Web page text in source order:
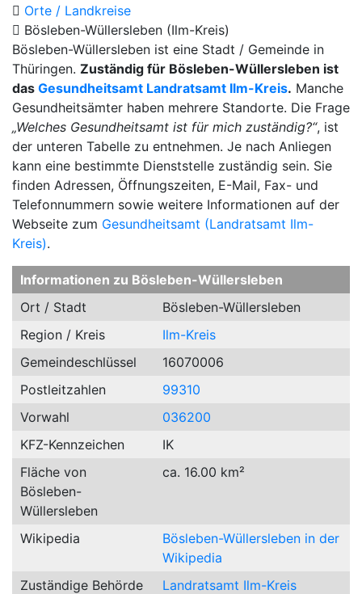
Orte / Landkreise
Bösleben-Wüllersleben (Ilm-Kreis)
Bösleben-Wüllersleben ist eine Stadt / Gemeinde in
Thüringen. Zuständig für Bösleben-Wüllersleben ist
das Gesundheitsamt Landratsamt Ilm-Kreis. Manche
Gesundheitsämter haben mehrere Standorte. Die Frage
„Welches Gesundheitsamt ist für mich zuständig?“, ist
der unteren Tabelle zu entnehmen. Je nach Anliegen
kann eine bestimmte Dienststelle zuständig sein. Sie
finden Adressen, Öffnungszeiten, E-Mail, Fax- und
Telefonnummern sowie weitere Informationen auf der
Webseite zum Gesundheitsamt (Landratsamt Ilm-
Kreis).
Informationen zu Bösleben-Wüllersleben
Ort / Stadt
Bösleben-Wüllersleben
Region / Kreis
Ilm-Kreis
Gemeindeschlüssel
16070006
Postleitzahlen
99310
Vorwahl
036200
KFZ-Kennzeichen
IK
Fläche von
Bösleben-
Wüllersleben
ca. 16.00 km²
Wikipedia
Bösleben-Wüllersleben in der
Wikipedia
Zuständige Behörde
Landratsamt Ilm-Kreis